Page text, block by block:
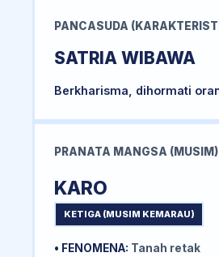
PANCASUDA
SATRIA WIBAWA
Berkharisma, dihormati
PRANATA MANGSA (MUSIM)
KARO
KETIGA (MUSIM KEMARAU)
• FENOMENA: Tanah retak